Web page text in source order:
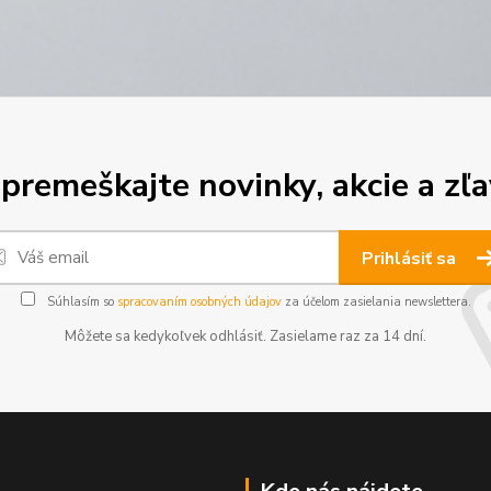
novinky, akcie a
Prihlásiť sa
Súhlasím so spracovaním osobných údajovza účelom zasielania newslettera.
Môžete sa kedykoľvek odhlásiť. Zasielame raz za 14 dní.